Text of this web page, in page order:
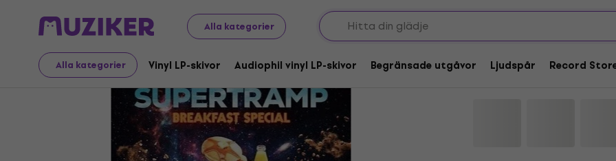
Alla kategorier
Alla kategorier Vinyl LP-skivor Audiophil vinyl LP-skivor Begränsade utgåvor Ljudspår Record
LP-skivor och CD-skivor Vinyl LP-skivor
Supertramp -
Coloured) (2 LP)